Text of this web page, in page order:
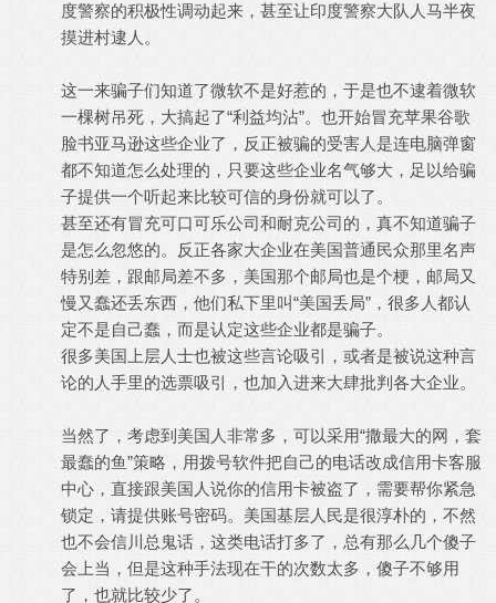
度警察的积极性调动起来，甚至让印度警察大队人马半夜
摸进村逮人。
这一来骗子们知道了微软不是好惹的，于是也不逮着微软
一棵树吊死，大搞起了“利益均沾”。也开始冒充苹果谷歌
脸书亚马逊这些企业了，反正被骗的受害人是连电脑弹窗
都不知道怎么处理的，只要这些企业名气够大，足以给骗
子提供一个听起来比较可信的身份就可以了。
甚至还有冒充可口可乐公司和耐克公司的，真不知道骗子
是怎么忽悠的。反正各家大企业在美国普通民众那里名声
特别差，跟邮局差不多，美国那个邮局也是个梗，邮局又
慢又蠢还丢东西，他们私下里叫“美国丢局”，很多人都认
定不是自己蠢，而是认定这些企业都是骗子。
很多美国上层人士也被这些言论吸引，或者是被说这种言
论的人手里的选票吸引，也加入进来大肆批判各大企业。
当然了，考虑到美国人非常多，可以采用“撒最大的网，套
最蠢的鱼”策略，用拨号软件把自己的电话改成信用卡客服
中心，直接跟美国人说你的信用卡被盗了，需要帮你紧急
锁定，请提供账号密码。美国基层人民是很淳朴的，不然
也不会信川总鬼话，这类电话打多了，总有那么几个傻子
会上当，但是这种手法现在干的次数太多，傻子不够用
了，也就比较少了。